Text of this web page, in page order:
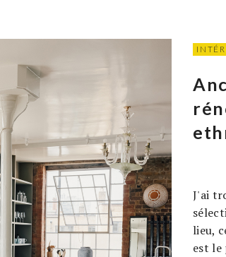
J'ai
lieu,
est le